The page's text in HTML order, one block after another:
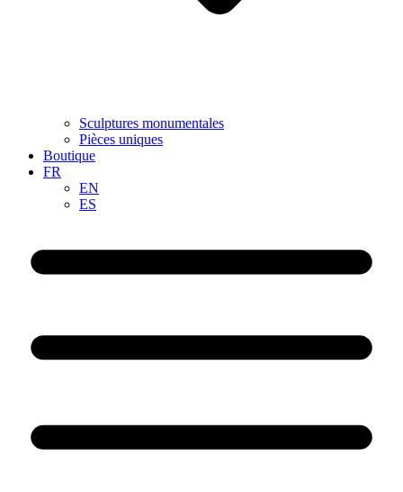
Sculptures monumentales
Pièces uniques
Boutique
FR
EN
ES